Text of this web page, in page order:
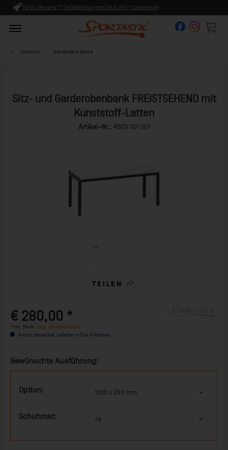
Persönliche Beratung ab 8:00 Uhr Früh (Mo-Fr)
Übersicht Garderobe & Bänke
Sitz- und Garderobenbank FREISTSEHEND mit
Kunststoff-Latten
Artikel-Nr.: 4903 001 001
TEILEN
€ 280,00 *
*inkl. MwSt. zzgl. Versandkosten
Artikel bestellbar, lieferbar in 3 bis 4 Wochen
Gewünschte Ausführung:
Option:
Schuhrost: